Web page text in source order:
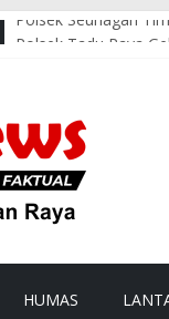
Polsek Seunagan
Polsek Seunagan
HUMAS